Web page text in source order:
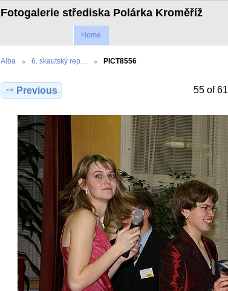
Fotogalerie střediska Polárka Kroměříž
Home
Alba 6. skautský rep… PICT8556
Previous 55 of 61